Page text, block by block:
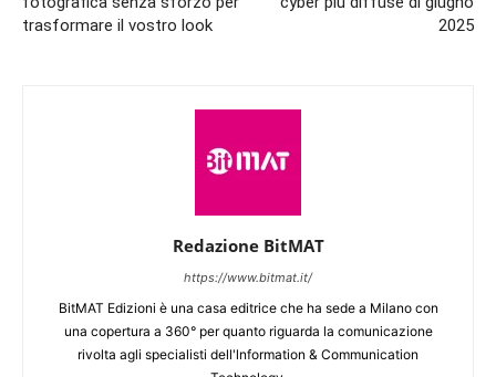
trasformare il vostro look
2025
Redazione BitMAT
https://www.bitmat.it/
BitMAT Edizioni è una casa editrice che ha sede a Milano con
una copertura a 360° per quanto riguarda la comunicazione
rivolta agli specialisti dell'lnformation & Communication